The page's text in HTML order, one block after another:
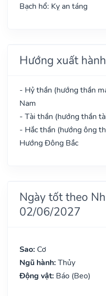
Bạch hổ: Kỵ an táng
Hướng xuất
- Hỷ thần (hướng thần
Nam
- Tài thần (hướng thần
- Hắc thần (hướng ông
Hướng Đông Bắc
Ngày tốt theo
02/06/2027
Sao: Cơ
Ngũ hành: Thủy
Động vật: Báo (Beo)